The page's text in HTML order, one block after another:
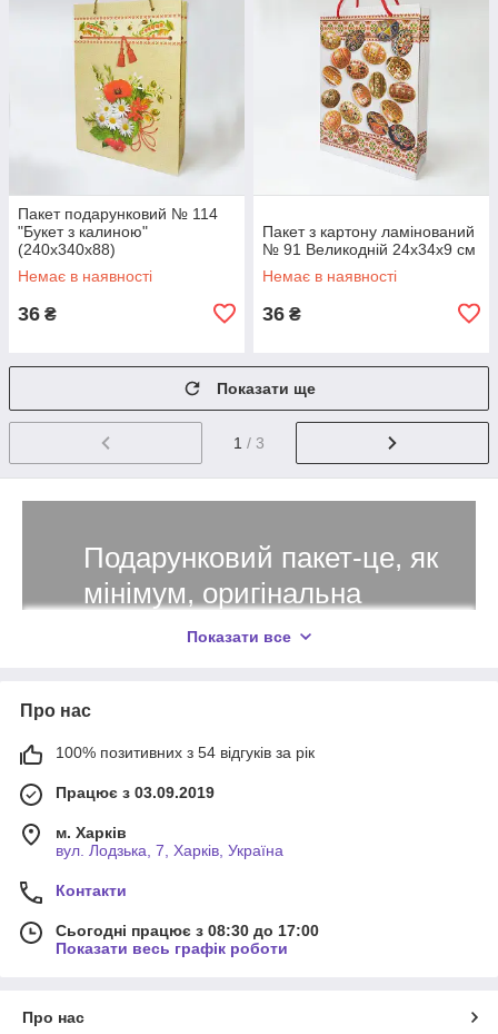
Пакет подарунковий № 114
"Букет з калиною"
(240х340х88)
Немає в наявності
36 ₴
Пакет з картону ламінований
№ 91 Великодній 24х34х9 см
Немає в наявності
36 ₴
Показати ще
1 / 3
Подарунковий пакет-це, як
мінімум, оригінальна
упаковка, яку однозначно
збираєтеся піднести те,
У нашому магазині Ви можете придбати
подарункові пакети будь-яких форм і
розмірів!
невеликим ювелірним виробом, так і метровим
Показати все
Про нас
100% позитивних з 54 відгуків за рік
Працює з 03.09.2019
м. Харків
вул. Лодзька, 7, Харків, Україна
Контакти
Сьогодні працює з 08:30 до 17:00
Показати весь графік роботи
Про нас